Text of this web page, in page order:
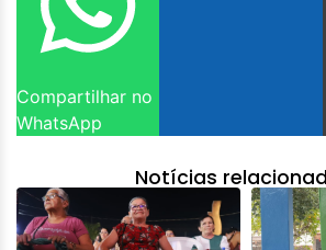
Compartilhar no
WhatsApp
Notícias